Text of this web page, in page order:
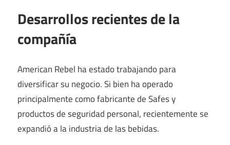
Desarrollos recientes de la
compañía
American Rebel ha estado trabajando para
diversificar su negocio. Si bien ha operado
principalmente como fabricante de Safes y
productos de seguridad personal, recientemente se
expandió a la industria de las bebidas.